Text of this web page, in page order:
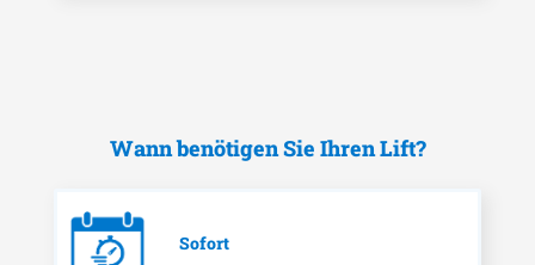
Wann benötigen Sie Ihren Lift?
Sofort